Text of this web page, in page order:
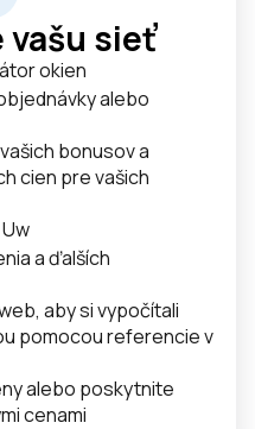
vašu sieť
okien
alebo
bonusov a
cien pre vašich
a ďalších
aby si vypočítali
pomocou referencie v
alebo poskytnite
cenami